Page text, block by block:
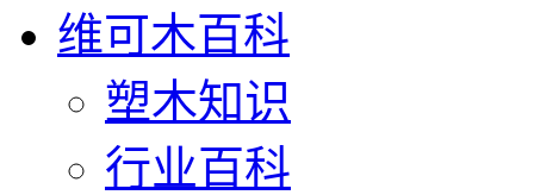
维可木百科
塑木知识
行业百科